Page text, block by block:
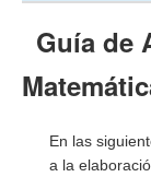
Guía de
En las
a la